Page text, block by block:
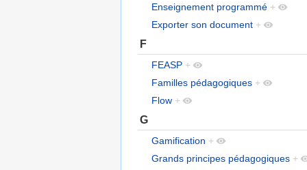
Enseignement programmé +
Exporter son document +
F
FEASP +
Familles pédagogiques +
Flow +
G
Gamification +
Grands principes pédagogiques +